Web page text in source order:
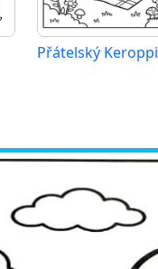
Přátelský Keroppi